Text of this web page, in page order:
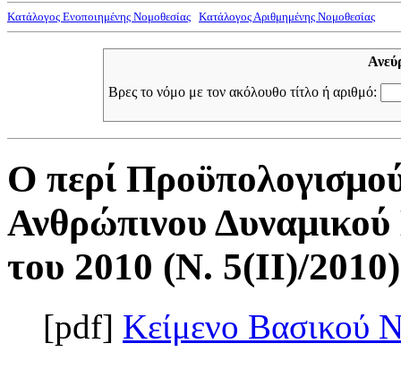
Κατάλογος Ενοποιημένης Νομοθεσίας Κατάλογος Αριθμημένης Νομοθεσίας
Βρες το νόμο με τον ακόλουθο τίτλο ή αριθμό:
Ο περί
Ανθρώπινου
του 2010 (Ν. 5(II)/2010)
[pdf] Κείμενο Βασικού